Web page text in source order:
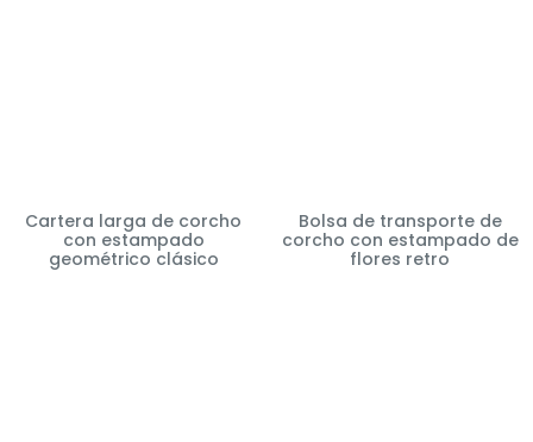
Cartera larga de corcho
con estampado
geométrico clásico
Bolsa de transporte de
corcho con estampado de
flores retro